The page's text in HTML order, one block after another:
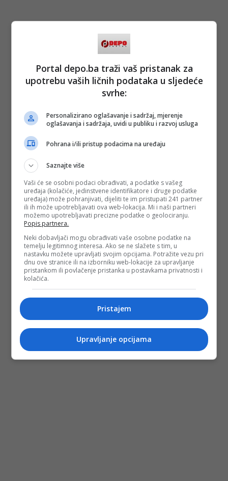
Portal depo.ba traži vaš pristanak za
upotrebu vaših ličnih podataka u sljedeće
svrhe:
Personalizirano oglašavanje i sadržaj, mjerenje
oglašavanja i sadržaja, uvidi u publiku i razvoj usluga
Pohrana i/ili pristup podacima na uređaju
Saznajte više
Vaši će se osobni podaci obrađivati, a podatke s vašeg
uređaja (kolačiće, jedinstvene identifikatore i druge podatke
uređaja) može pohranjivati, dijeliti te im pristupati 241 partner
ili ih može upotrebljavati ova web-lokacija. Mi i naši partneri
možemo upotrebljavati precizne podatke o geolociranju.
Popis partnera.
Neki dobavljači mogu obrađivati vaše osobne podatke na
temelju legitimnog interesa. Ako se ne slažete s tim, u
nastavku možete upravljati svojim opcijama. Potražite vezu pri
dnu ove stranice ili na izborniku web-lokacije za upravljanje
pristankom ili povlačenje pristanka u postavkama privatnosti i
kolačića.
Pristajem
Upravljanje opcijama